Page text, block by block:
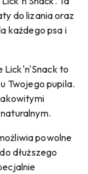
do lizania oraz
każdego psa i
Lick'n'Snack to
Twojego pupila.
powolne
dłuższego